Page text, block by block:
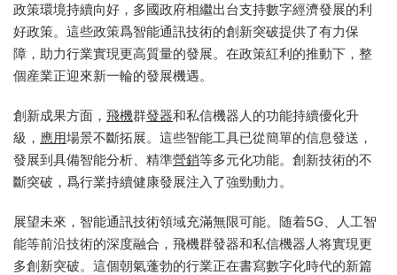
政策環境持續向好，多國政府相繼出台支持數字經濟發展的利
好政策。這些政策爲智能通訊技術的創新突破提供了有力保
障，助力行業實現更高質量的發展。在政策紅利的推動下，整
個産業正迎來新一輪的發展機遇。
創新成果方面， 飛機群發器和私信機器人的功能持續優化升
級， 應用場景不斷拓展。這些智能工具已從簡單的信息發送，
發展到具備智能分析、精準營銷等多元化功能。創新技術的不
斷突破，爲行業持續健康發展注入了強勁動力。
展望未來，智能通訊技術領域充滿無限可能。随着5G、人工智
能等前沿技術的深度融合，飛機群發器和私信機器人将實現更
多創新突破。這個朝氣蓬勃的行業正在書寫數字化時代的新篇